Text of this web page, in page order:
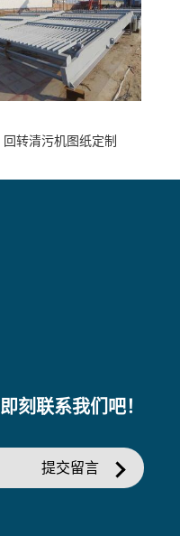
回转清污机图纸定制
即刻联系我们吧！
提交留言